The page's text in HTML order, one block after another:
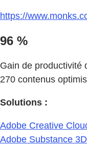
https://
96 %
Gain de productivité
270 contenus
Solutions :
Adobe Creative
Adobe Substance 3D